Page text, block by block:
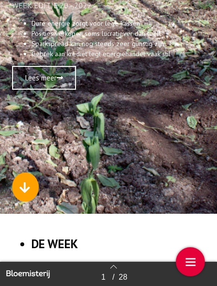
Back to index 1 / 28
WEEK EDITIE 20 - 2022
Dure energie zorgt voor lege kassen
Posities verkopen soms lucratiever dan teelt
Sparkspread kan nog steeds zeer gunstig zijn
Gebrek aan krediet legt energiehandel vaak stil
Lees meer
DE WEEK